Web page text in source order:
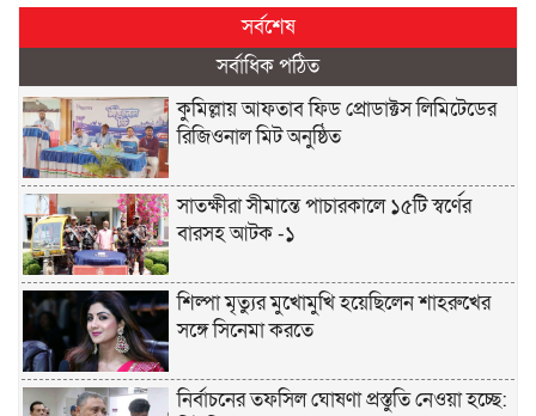
সর্বশেষ
সর্বাধিক পঠিত
কুমিল্লায় আফতাব ফিড প্রোডাক্টস লিমিটেডের
রিজিওনাল মিট অনুষ্ঠিত
সাতক্ষীরা সীমান্তে পাচারকালে ১৫টি স্বর্ণের
বারসহ আটক -১
শিল্পা মৃত্যুর মুখোমুখি হয়েছিলেন শাহরুখের
সঙ্গে সিনেমা করতে
নির্বাচনের তফসিল ঘোষণা প্রস্তুতি নেওয়া হচ্ছে: